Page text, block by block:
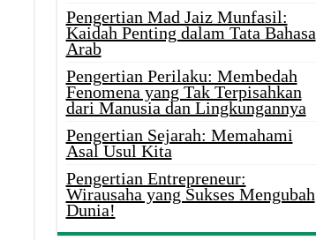
Pengertian Mad Jaiz Munfasil:
Kaidah Penting dalam Tata Bahasa
Arab
Pengertian Perilaku: Membedah
Fenomena yang Tak Terpisahkan
dari Manusia dan Lingkungannya
Pengertian Sejarah: Memahami
Asal Usul Kita
Pengertian Entrepreneur:
Wirausaha yang Sukses Mengubah
Dunia!